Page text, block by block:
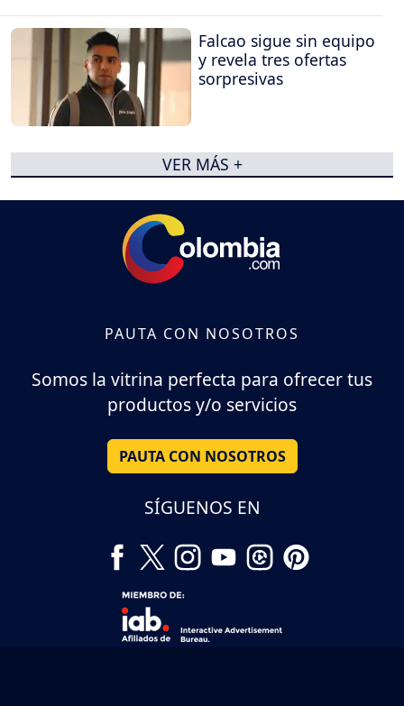
Falcao sigue sin equipo
y revela tres ofertas
sorpresivas
VER MÁS +
PAUTA CON NOSOTROS
Somos la vitrina perfecta para ofrecer tus
productos y/o servicios
PAUTA CON NOSOTROS
SÍGUENOS EN